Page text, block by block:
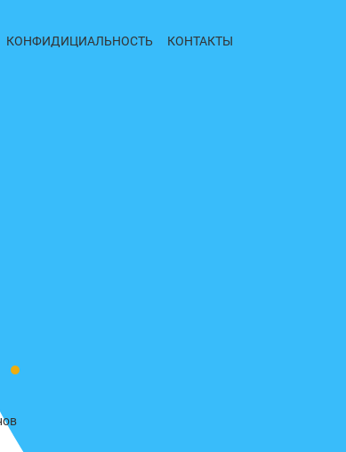
КОНФИДИЦИАЛЬНОСТЬ КОНТАКТЫ